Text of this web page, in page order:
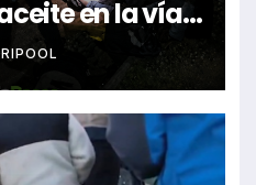
en la vía e